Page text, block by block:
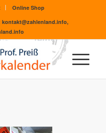
Online Shop
kontakt@zahlenland.info,